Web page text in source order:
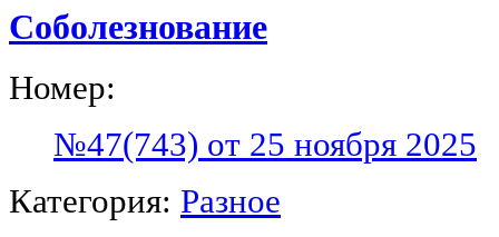
Соболезнование
Номер:
№47(743) от 25 ноября 2025
Категория: Разное